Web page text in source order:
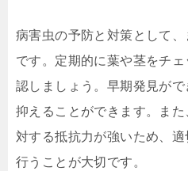
病害虫の予防と対策として
です。定期的に葉や茎をチ
認しましょう。早期発見が
抑えることができます。ま
対する抵抗力が強いため、
行うことが大切です。